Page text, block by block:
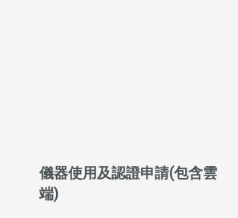
儀器使用及認證申請(包含雲
端)